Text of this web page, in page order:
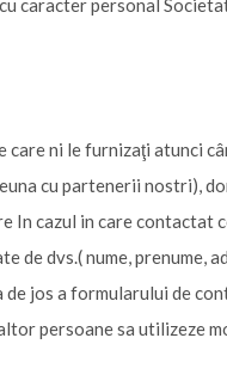
caracter personal
care ni le furnizaţi atunci
cu partenerii nostri),
In cazul in care contactat
de dvs.( nume,
jos a formularului de
persoane sa utilizeze